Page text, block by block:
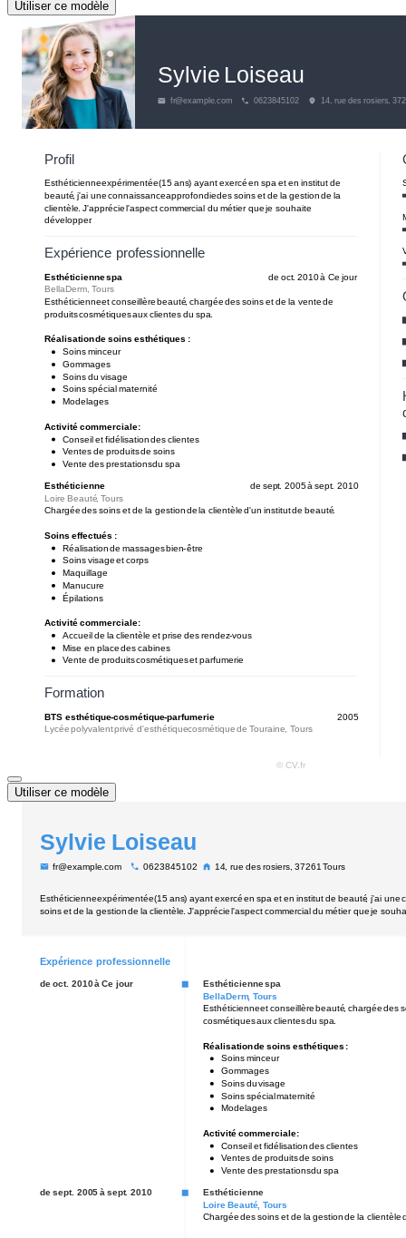
Utiliser ce modèle
Utiliser ce modèle